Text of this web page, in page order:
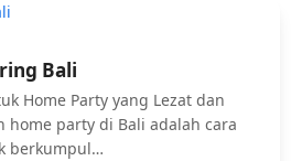
Bali
Home Party yang Lezat dan
home party di Bali adalah cara
berkumpul…